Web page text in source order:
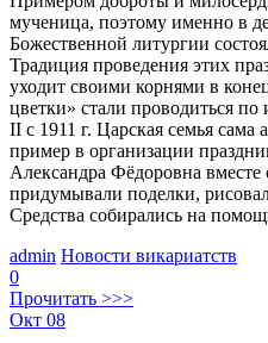
мученица, поэтому именно в
Божественной литургии
Традиция проведения этих
уходит своими корнями в
цветки» стали проводиться
II с 1911 г. Царская семья сама
пример в организации
Александра Фёдоровна
придумывали поделки,
Средства собирались на
admin Новости викариатств
0
Прочитать >>>
Окт 08